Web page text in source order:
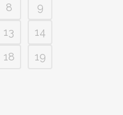
8
9
13
14
18 19